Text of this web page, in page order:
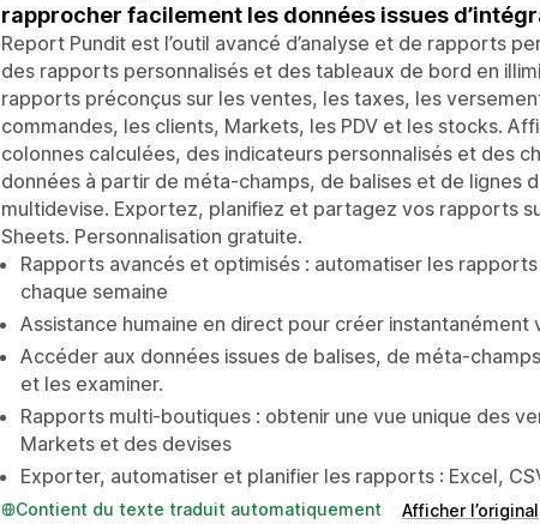
rapprocher facilement les données issues
Report Pundit est l’outil avancé d’analyse et de rapports
des rapports personnalisés et des tableaux de bord en
rapports préconçus sur les ventes, les taxes, les
commandes, les clients, Markets, les PDV et les stocks.
colonnes calculées, des indicateurs personnalisés et des
données à partir de méta-champs, de balises et de lignes
multidevise. Exportez, planifiez et partagez vos rapports
Sheets. Personnalisation gratuite.
Rapports avancés et optimisés : automatiser les
chaque semaine
Assistance humaine en direct pour créer
Accéder aux données issues de balises, de méta-
et les examiner.
Rapports multi-boutiques : obtenir une vue unique des
Markets et des devises
Exporter, automatiser et planifier les rapports : Excel,
Contient du texte traduit automatiquement Afficher l’original